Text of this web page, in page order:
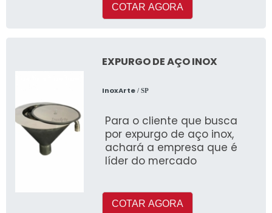
COTAR AGORA
EXPURGO DE AÇO INOX
InoxArte/ SP
Para o cliente que busca
por expurgo de aço inox,
achará a empresa que é
líder do mercado
COTAR AGORA